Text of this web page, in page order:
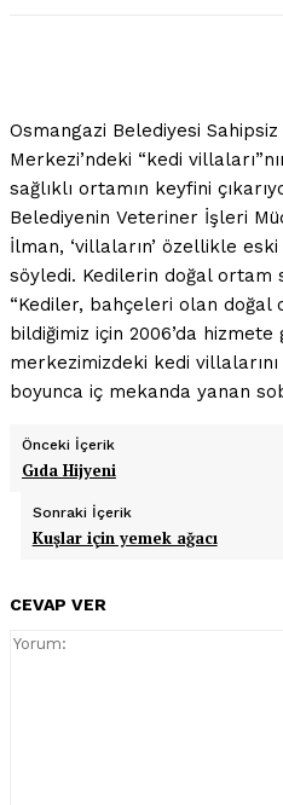
Osmangazi Belediyesi
Merkezi’ndeki “kedi
sağlıklı ortamın keyfini
Belediyenin Veteriner İşleri
İlman, ‘villaların’ özellikle eski
söyledi. Kedilerin doğal ortam
“Kediler, bahçeleri olan doğal
bildiğimiz için 2006’da hizmete
merkezimizdeki kedi
boyunca iç mekanda yanan
Önceki İçerik
Gıda Hijyeni
Sonraki İçerik
Kuşlar için yemek ağacı
CEVAP VER